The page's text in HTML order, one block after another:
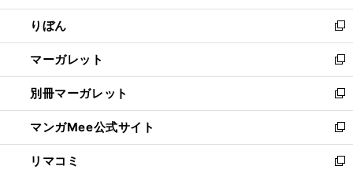
開
く
ウ
で
開
く
ン
ド
ウ
で
開
く
ウ
ィ
ン
ド
ウ
で
開
く
りぼん
新
し
い
ウ
ィ
ン
ド
ウ
で
マーガレット
新
し
い
ウ
ィ
ン
ド
別冊マーガレット
新
し
い
ウ
ィ
マンガMee公式サイト
新
し
い
リマコミ
新